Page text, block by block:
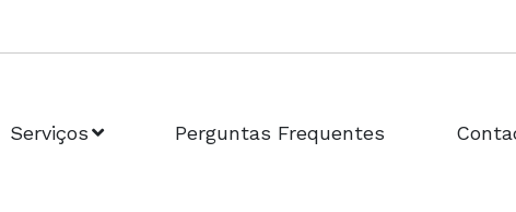
Serviços Perguntas Frequentes